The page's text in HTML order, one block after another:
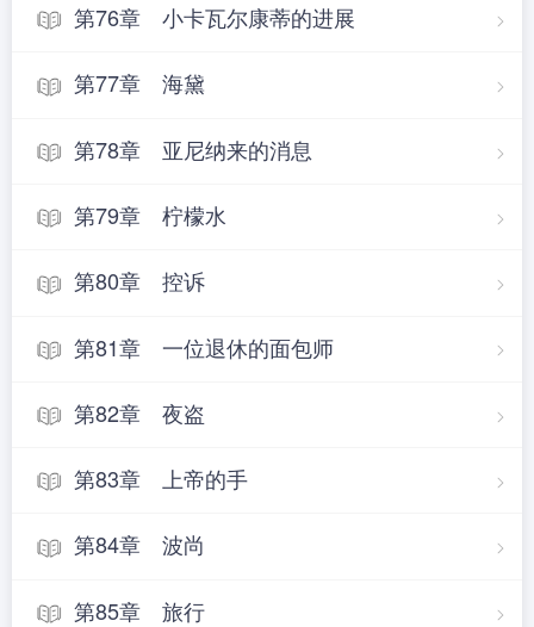
第76章 小卡瓦尔康蒂的进展
第77章 海黛
第78章 亚尼纳来的消息
第79章 柠檬水
第80章 控诉
第81章 一位退休的面包师
第82章 夜盗
第83章 上帝的手
第84章 波尚
第85章 旅行